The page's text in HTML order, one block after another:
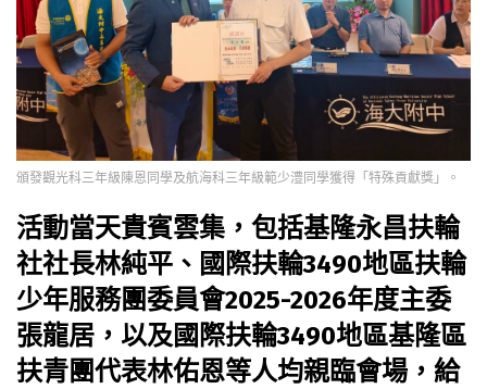
頒發觀光科三年級陳恩同學及航海科三年級範少澧同學獲得「特殊貢獻獎」。
活動當天貴賓雲集，包括基隆永昌扶輪
社社長林純平、國際扶輪3490地區扶輪
少年服務團委員會2025-2026年度主委
張龍居，以及國際扶輪3490地區基隆區
扶青團代表林佑恩等人均親臨會場，給